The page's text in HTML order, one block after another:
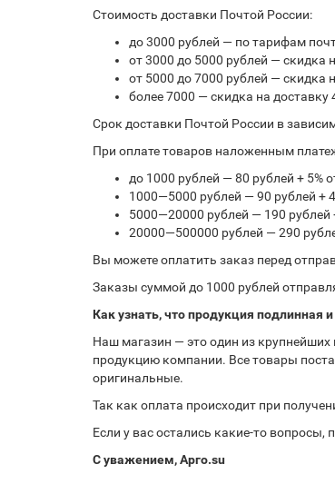
Стоимость доставки Почтой России:
до 3000 рублей — по тарифам
от 3000 до 5000 рублей — скидка
от 5000 до 7000 рублей — скидка
более 7000 — скидка на доставку
Срок доставки Почтой России в
При оплате товаров наложенным
до 1000 рублей — 80 рублей + 5%
1000—5000 рублей — 90 рублей +
5000—20000 рублей — 190
20000—500000 рублей — 290
Вы можете оплатить заказ перед
Заказы суммой до 1000 рублей
Как узнать, что продукция подлинная
Наш магазин — это один из
продукцию компании. Все товары
оригинальные.
Так как оплата происходит при
Если у вас остались какие-то
С уважением, Арго.su